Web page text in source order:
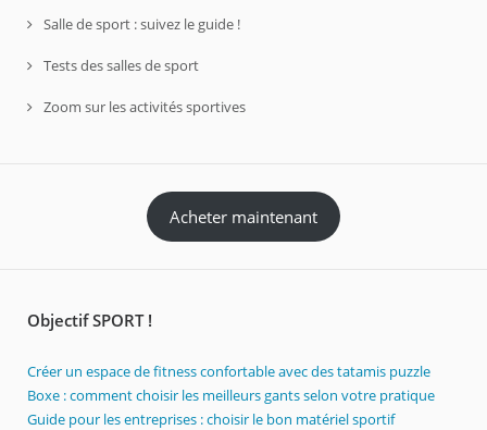
Salle de sport : suivez le guide !
Tests des salles de sport
Zoom sur les activités sportives
Acheter maintenant
Objectif SPORT !
Créer un espace de fitness confortable avec des tatamis puzzle
Boxe : comment choisir les meilleurs gants selon votre pratique
Guide pour les entreprises : choisir le bon matériel sportif